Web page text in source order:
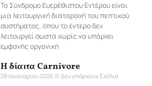
Το Σύνδρομο Ευερέθιστου Εντέρου είναι
μια λειτουργική διαταραχή του πεπτικού
συστήματος, όπου το έντερο δεν
λειτουργεί σωστά χωρίς να υπάρχει
εμφανής οργανική
Η δίαιτα Carnivore
28 Ιανουαρίου 2026 Δεν υπάρχουν Σχόλια